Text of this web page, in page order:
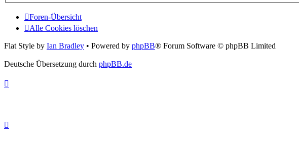
Foren-Übersicht
Alle Cookies löschen
Flat Style by Ian Bradley • Powered by phpBB® Forum Software © phpBB Limited
Deutsche Übersetzung durch phpBB.de